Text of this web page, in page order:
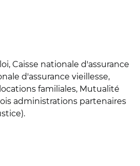
Caisse nationale d'assurance
d'assurance vieillesse,
familiales, Mutualité
administrations partenaires